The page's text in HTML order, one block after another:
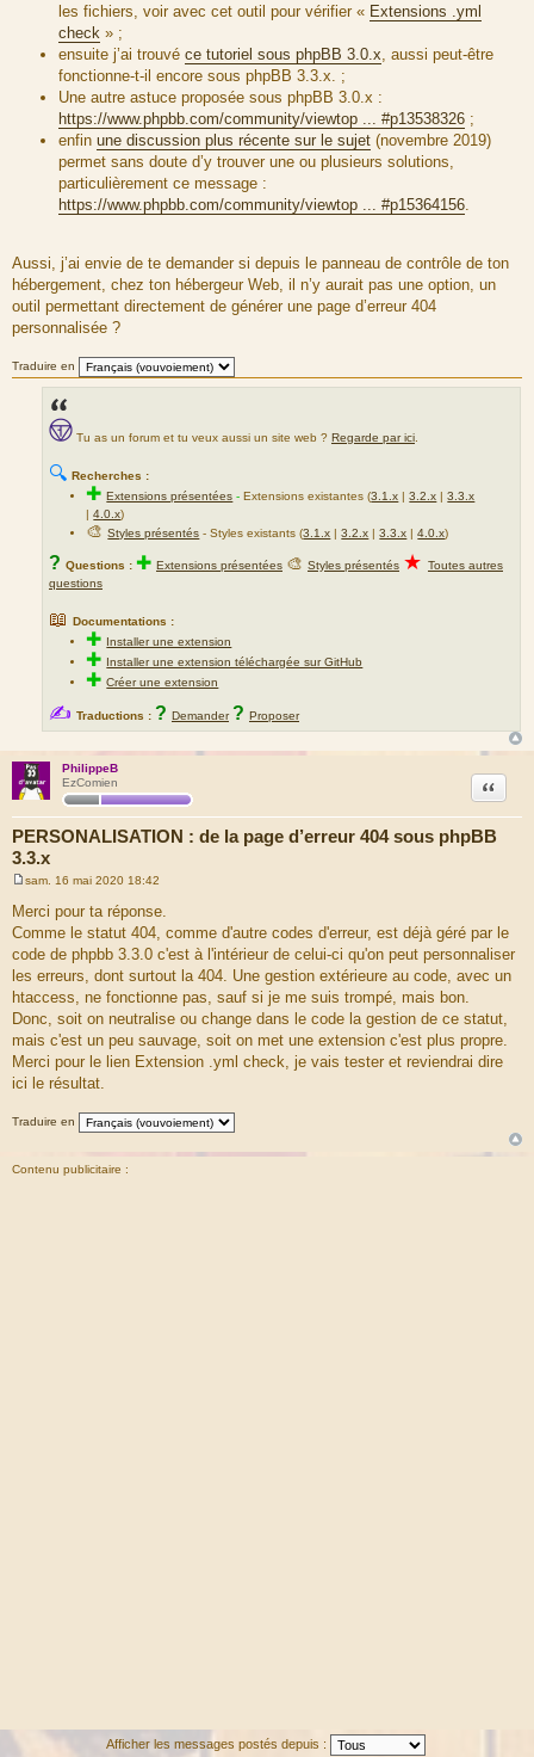
les fichiers, voir avec cet outil pour vérifier « Extensions .yml
check » ;
ensuite j’ai trouvé ce tutoriel sous phpBB 3.0.x , aussi peut-être
fonctionne-t-il encore sous phpBB 3.3.x. ;
Une autre astuce proposée sous phpBB 3.0.x :
https://www.phpbb.com/community/viewtop ... #p13538326 ;
enfin une discussion plus récente sur le sujet (novembre 2019)
permet sans doute d’y trouver une ou plusieurs solutions,
particulièrement ce message :
https://www.phpbb.com/community/viewtop ... #p15364156
Aussi, j’ai envie de te demander si depuis le panneau de contrôle de ton
hébergement, chez ton hébergeur Web, il n’y aurait pas une option, un
outil permettant directement de générer une page d’erreur 404
personnalisée ?
Traduire en
Tu as un forum et tu veux aussi un site web ? Regarde par ici
🔍 Recherches :
✚Extensions présentées -Extensions existantes (3.1.x |3.2.x |3.3.x
|4.0.x)
🎨Styles présentés - Styles existants (3.1.x |3.2.x |3.3.x |4.0.x)
? Questions : ✚ Extensions présentées 🎨 Styles présentés ★ Toutes autres
questions
📖 Documentations :
✚ Installer une extension
✚ Installer une extension téléchargée sur GitHub
✚Créer une extension
✍ Traductions : ? Demander ? Proposer
PhilippeB
EzComien
PERSONALISATION : de la page d’erreur 404 sous phpBB
3.3.x
Citation
e
s
s
a
g
e
sam. 16 mai 2020 18:42
Merci pour ta réponse.
Comme le statut 404, comme d'autre codes d'erreur, est déjà géré par le
code de phpbb 3.3.0 c'est à l'intérieur de celui-ci qu'on peut personnaliser
les erreurs, dont surtout la 404. Une gestion extérieure au code, avec un
htaccess, ne fonctionne pas, sauf si je me suis trompé, mais bon.
Donc, soit on neutralise ou change dans le code la gestion de ce statut,
mais c'est un peu sauvage, soit on met une extension c'est plus propre.
Merci pour le lien Extension .yml check, je vais tester et reviendrai dire
ici le résultat.
Traduire en
Contenu publicitaire :
Afficher les messages postés depuis :